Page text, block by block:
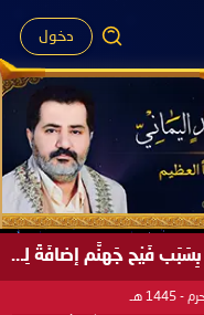
دخول
دَرَجات حَرارةِ المُنَاخ تَستَمِر في الارتِفاع بِسَبَب فَيْح جَهنَّم إضافَةً لِحرارةِ الشَّمس في مُحكَم القُرآن العَظيم ..